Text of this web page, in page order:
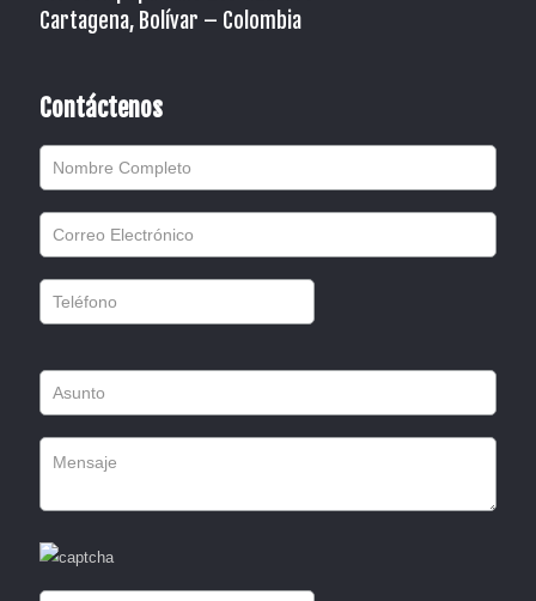
Cartagena, Bolívar – Colombia
Contáctenos